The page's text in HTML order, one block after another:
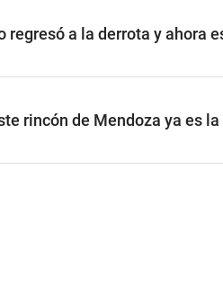
regresó a la derrota y ahora
rincón de Mendoza ya es